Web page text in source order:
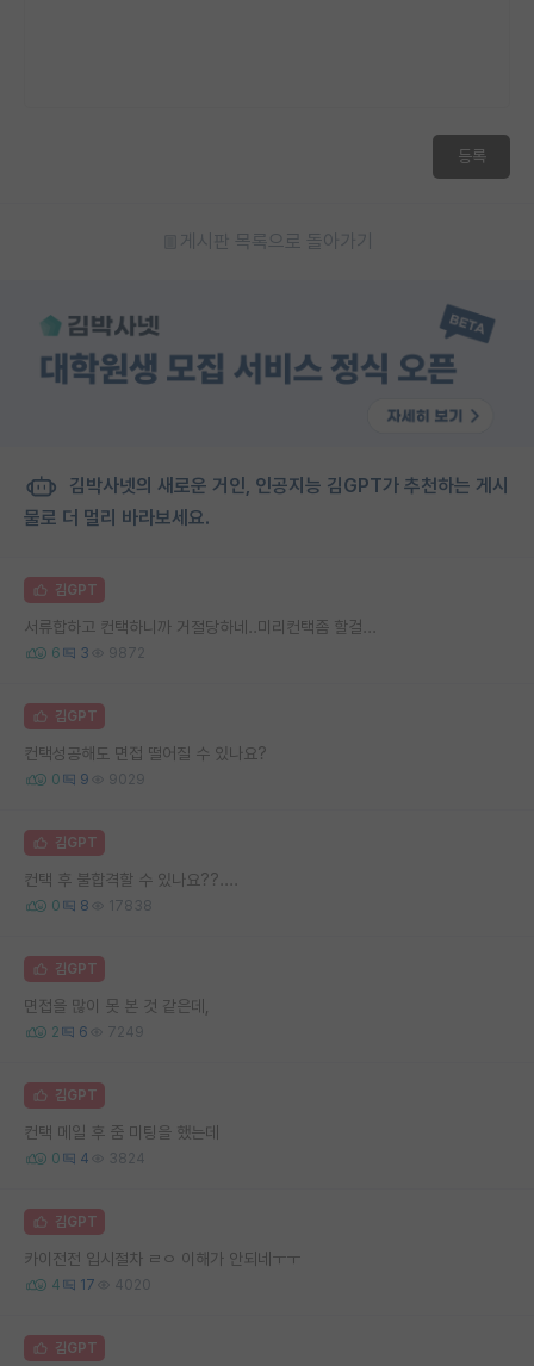
등록
게시판 목록으로 돌아가기
김박사넷의 새로운 거인, 인공지능 김GPT가 추천하는 게시
물로 더 멀리 바라보세요.
김GPT
서류합하고 컨택하니까 거절당하네..미리컨택좀 할걸...
6 3 9872
김GPT
컨택성공해도 면접 떨어질 수 있나요?
0 9 9029
김GPT
컨택 후 불합격할 수 있나요??....
0 8 17838
김GPT
면접을 많이 못 본 것 같은데,
2 6 7249
김GPT
컨택 메일 후 줌 미팅을 했는데
0 4 3824
김GPT
카이전전 입시절차 ㄹㅇ 이해가 안되네ㅜㅜ
4 17 4020
김GPT